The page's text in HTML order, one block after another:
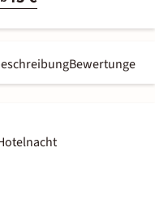
Bewertungen